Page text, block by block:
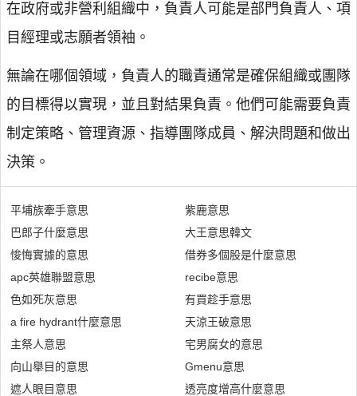
在政府或非營利組織中，負責人可能是部門負責人、項
目經理或志願者領袖。
無論在哪個領域，負責人的職責通常是確保組織或團隊
的目標得以實現，並且對結果負責。他們可能需要負責
制定策略、管理資源、指導團隊成員、解決問題和做出
決策。
平埔族牽手意思
巴郎子什麼意思
悛悔實據的意思
apc英雄聯盟意思
色如死灰意思
a fire hydrant什麼意思
主祭人意思
向山舉目的意思
遮人眼目意思
紫鹿意思
大王意思韓文
借券多個股是什麼意思
recibe意思
有買趁手意思
天涼王破意思
宅男腐女的意思
Gmenu意思
透亮度增高什麼意思